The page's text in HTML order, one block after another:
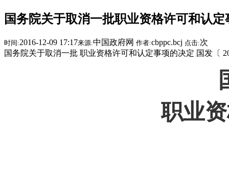
国务院关于取消一批职业资格许可和认
时间:2016-12-09 17:17来源:中国政府网 作者:cbppc.bcj 点击:次
国务院关于取消一批 职业资格许可和认定事项的决定 国发〔
职业